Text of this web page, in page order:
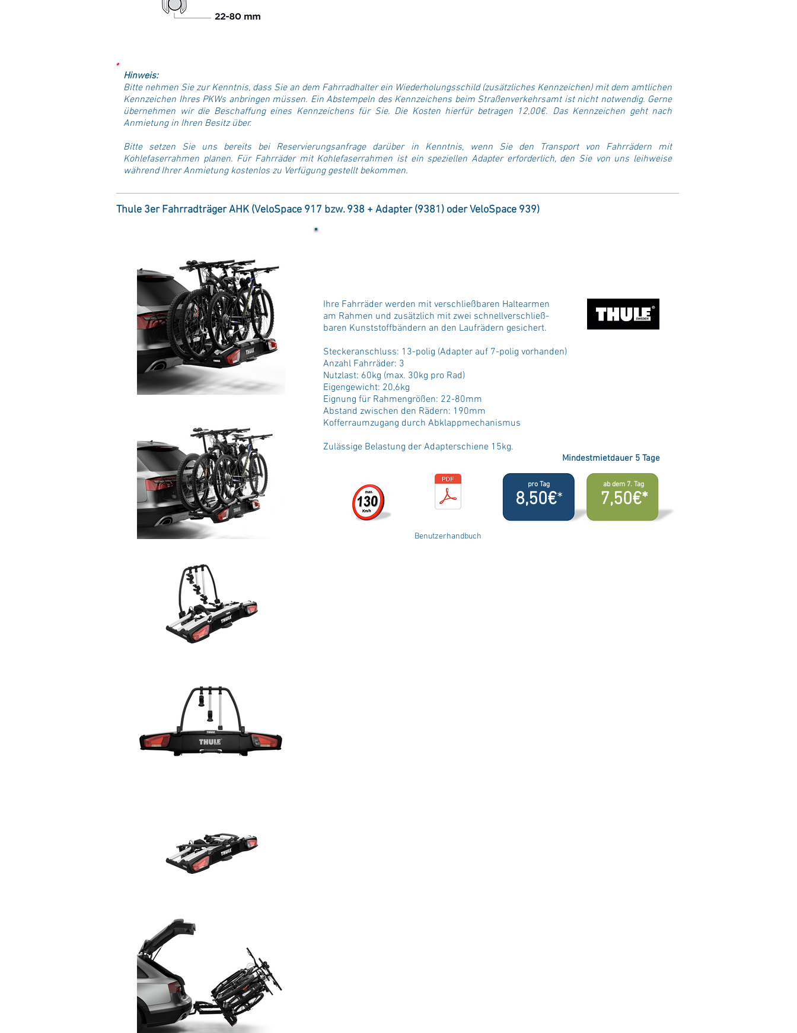
Hinweis:
Bitte nehmen Sie zur Kenntnis, dass Sie an dem Fahrradhalter ein Wiederholungsschild (zusätzliches Kennzeichen) mit dem amtlichen
Kennzeichen Ihres PKWs anbringen müssen. Ein Abstempeln des Kennzeichens beim Straßenverkehrsamt ist nicht notwendig. Gerne
übernehmen wir die Beschaffung eines Kennzeichens für Sie. Die Kosten hierfür betragen 12,00€. Das Kennzeichen geht nach
Anmietung in Ihren Besitz über.
Bitte setzen Sie uns bereits bei Reservierungsanfrage darüber in Kenntnis, wenn Sie den Transport von Fahrrädern mit
Kohlefaserrahmen planen. Für Fahrräder mit Kohlefaserrahmen ist ein speziellen Adapter erforderlich, den Sie von uns leihweise
während Ihrer Anmietung kostenlos zu Verfügung gestellt bekommen.
Thule 3er Fahrradträger AHK (VeloSpace 917 bzw. 938 + Adapter (9381) oder VeloSpace 939)
Ihre Fahrräder werden mit verschließbaren Haltearmen
am Rahmen und zusätzlich mit zwei schnellverschließ-
baren Kunststoffbändern an den Laufrädern gesichert.
Steckeranschluss: 13-polig (Adapter auf 7-polig vorhanden)
Anzahl Fahrräder: 3
Nutzlast: 60kg (max. 30kg pro Rad)
Eigengewicht: 20,6kg
Eignung für Rahmengrößen: 22-80mm
Abstand zwischen den Rädern: 190mm
Kofferraumzugang durch Abklappmechanismus
Zulässige Belastung der Adapterschiene 15kg.
Mindestmietdauer 5 Tage
pro Tag
8,50€*
ab dem 7. Tag
7,50€*
Benutzerhandbuch